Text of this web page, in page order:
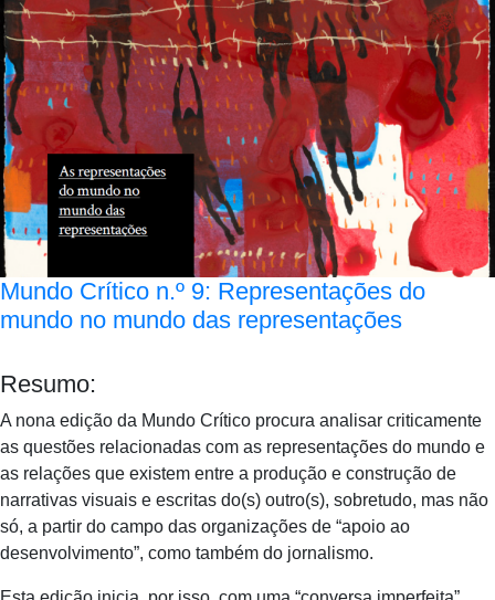
Mundo Crítico n.º 9: Representações do
mundo no mundo das representações
Resumo:
A nona edição da Mundo Crítico procura analisar criticamente
as questões relacionadas com as representações do mundo e
as relações que existem entre a produção e construção de
narrativas visuais e escritas do(s) outro(s), sobretudo, mas não
só, a partir do campo das organizações de “apoio ao
desenvolvimento”, como também do jornalismo.